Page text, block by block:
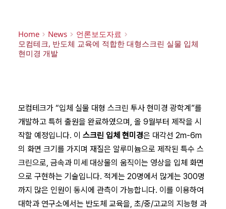
Home News
언론보도자료
모컴테크, 반도체 교육에 적합한 대형스크린 실물 입체
현미경 개발
모컴테크가 “입체 실물 대형 스크린 투사 현미경 광학계”를
개발하고 특허 출원을 완료하였으며, 올 9월부터 제작을 시
작할 예정입니다. 이 스크린 입체 현미경은 대각선 2m-6m
의 화면 크기를 가지며 재질은 알루미늄으로 제작된 특수 스
크린으로, 금속과 미세 대상물의 움직이는 영상을 입체 화면
으로 구현하는 기술입니다. 적게는 20명에서 많게는 300명
까지 많은 인원이 동시에 관측이 가능합니다. 이를 이용하여
대학과 연구소에서는 반도체 교육을, 초/중/고교의 지능형 과